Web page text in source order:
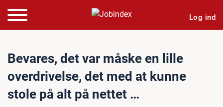
Log ind
Bevares, det var måske en lille
overdrivelse, det med at kunne
stole på alt på nettet …